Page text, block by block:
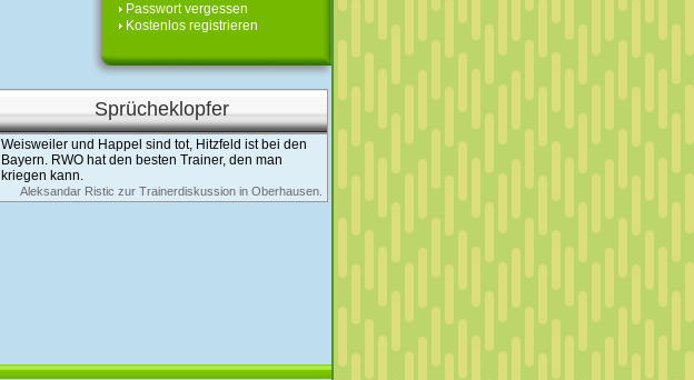
Passwort vergessen
Kostenlos registrieren
Sprücheklopfer
Weisweiler und Happel sind tot, Hitzfeld ist bei den
Bayern. RWO hat den besten Trainer, den man
kriegen kann.
Aleksandar Ristic zur Trainerdiskussion in Oberhausen.